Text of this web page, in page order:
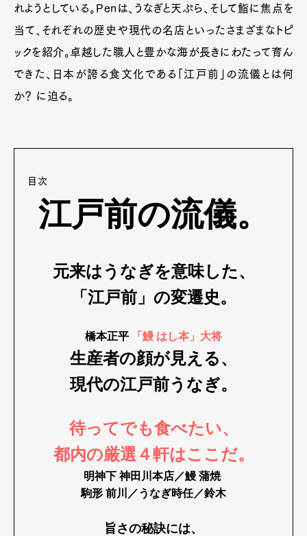
れようとしている。Penは、うなぎと天ぷら、そして鮨に焦点を
当て、それぞれの歴史や現代の名店といったさまざまなトピ
ックを紹介。卓越した職人と豊かな海が長きにわたって育ん
できた、日本が誇る食文化である「江戸前」の流儀とは何
か？ に迫る。
目次
江戸前の流儀。
元来はうなぎを意味した、
「江戸前」の変遷史。
橋本正平 「鰻 はし本」大将
生産者の顔が見える、
現代の江戸前うなぎ。
待ってでも食べたい、
都内の厳選４軒はここだ。
明神下 神田川本店／鰻 蒲焼
駒形 前川／うなぎ時任／鈴木
旨さの秘訣には、